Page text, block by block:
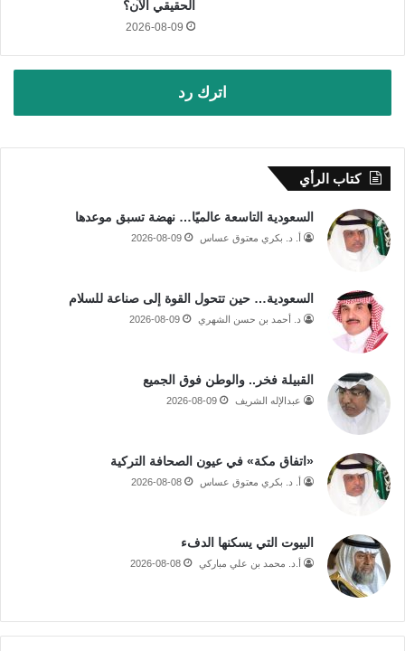
الحقيقي الآن؟
2026-08-09
اترك رد
كتاب الرأي
السعودية التاسعة عالميًا… نهضة تسبق موعدها
أ. د. بكري معتوق عساس 2026-08-09
السعودية… حين تتحول القوة إلى صناعة للسلام
د. أحمد بن حسن الشهري 2026-08-09
القبيلة فخر.. والوطن فوق الجميع
عبدالإله الشريف 2026-08-09
«اتفاق مكة» في عيون الصحافة التركية
أ. د. بكري معتوق عساس 2026-08-08
البيوت التي يسكنها الدفء
أ.د. محمد بن علي مباركي 2026-08-08